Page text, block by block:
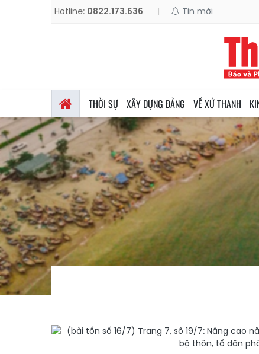
Hotline: 0822.173.636 | Tin mới
THỜI SỰ XÂY DỰNG ĐẢNG VỀ XỨ THANH